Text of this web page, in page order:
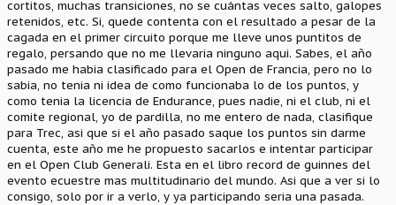
cortitos, muchas transiciones, no se cuántas veces salto, galopes
retenidos, etc. Si, quede contenta con el resultado a pesar de la
cagada en el primer circuito porque me lleve unos puntitos de
regalo, persando que no me llevaria ninguno aqui. Sabes, el año
pasado me habia clasificado para el Open de Francia, pero no lo
sabia, no tenia ni idea de como funcionaba lo de los puntos, y
como tenia la licencia de Endurance, pues nadie, ni el club, ni el
comite regional, yo de pardilla, no me entero de nada, clasifique
para Trec, asi que si el año pasado saque los puntos sin darme
cuenta, este año me he propuesto sacarlos e intentar participar
en el Open Club Generali. Esta en el libro record de guinnes del
evento ecuestre mas multitudinario del mundo. Asi que a ver si lo
consigo, solo por ir a verlo, y ya participando seria una pasada.